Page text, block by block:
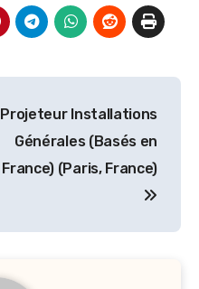
Projeteur Installations
Générales (Basés en
France) (Paris, France)